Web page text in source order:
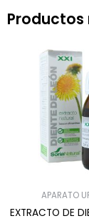
APARATO
EXTRACTO DE